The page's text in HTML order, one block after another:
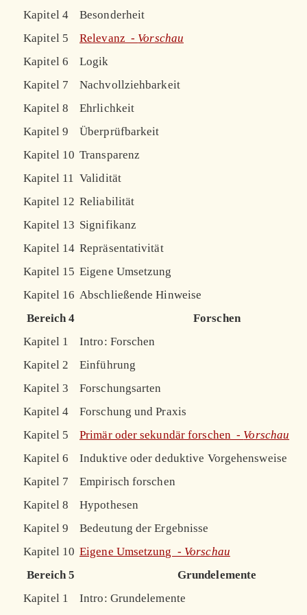
Kapitel 4
Besonderheit
Kapitel 5
Relevanz - Vorschau
Kapitel 6
Logik
Kapitel 7
Nachvollziehbarkeit
Kapitel 8
Ehrlichkeit
Kapitel 9
Überprüfbarkeit
Kapitel 10 Transparenz
Kapitel 11 Validität
Kapitel 12 Reliabilität
Kapitel 13 Signifikanz
Kapitel 14 Repräsentativität
Kapitel 15 Eigene Umsetzung
Kapitel 16 Abschließende Hinweise
Bereich 4
Forschen
Kapitel 1
Intro: Forschen
Kapitel 2
Einführung
Kapitel 3
Forschungsarten
Kapitel 4
Forschung und Praxis
Kapitel 5
Primär oder sekundär forschen - Vorschau
Kapitel 6
Induktive oder deduktive Vorgehensweise
Kapitel 7
Empirisch forschen
Kapitel 8
Hypothesen
Kapitel 9
Bedeutung der Ergebnisse
Kapitel 10 Eigene Umsetzung - Vorschau
Bereich 5
Grundelemente
Kapitel 1
Intro: Grundelemente